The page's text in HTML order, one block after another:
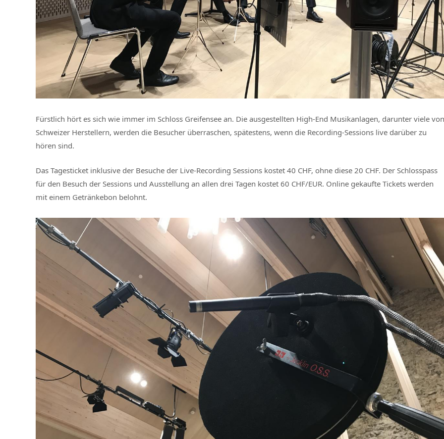
Fürstlich hört es sich wie immer im Schloss Greifensee an. Die ausgestellten High-End Musikanlagen, darunter viele von
Schweizer Herstellern, werden die Besucher überraschen, spätestens, wenn die Recording-Sessions live darüber zu
hören sind.
Das Tagesticket inklusive der Besuche der Live-Recording Sessions kostet 40 CHF, ohne diese 20 CHF. Der Schlosspass
für den Besuch der Sessions und Ausstellung an allen drei Tagen kostet 60 CHF/EUR. Online gekaufte Tickets werden
mit einem Getränkebon belohnt.